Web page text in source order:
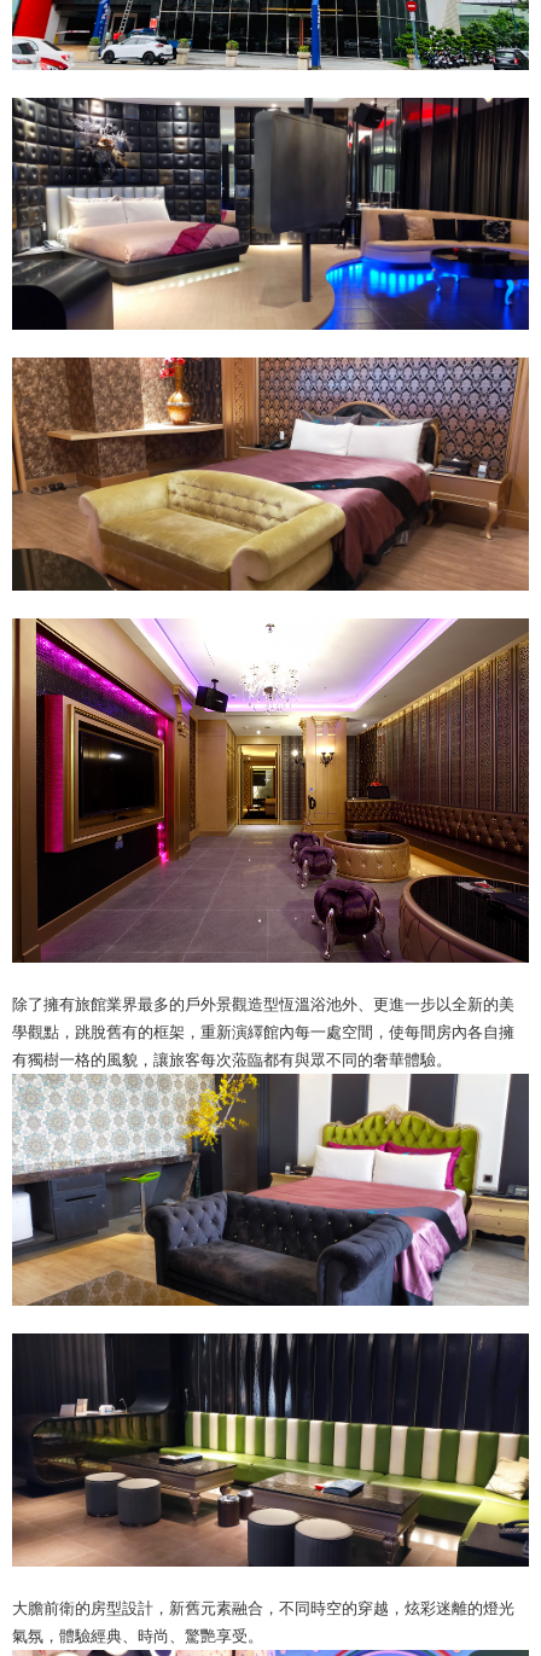
除了擁有旅館業界最多的戶外景觀造型恆溫浴池外、更進一步以全新的美
學觀點，跳脫舊有的框架，重新演繹館內每一處空間，使每間房內各自擁
有獨樹一格的風貌，讓旅客每次蒞臨都有與眾不同的奢華體驗。
大膽前衛的房型設計，新舊元素融合，不同時空的穿越，炫彩迷離的燈光
氣氛，體驗經典、時尚、驚艷享受。